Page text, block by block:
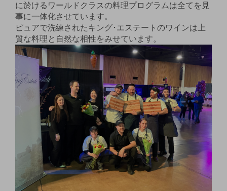
に於けるワールドクラスの料理プログラムは全てを見
事に一体化させています。
ピュアで洗練されたキング･エステートのワインは上
質な料理と自然な相性をみせています。